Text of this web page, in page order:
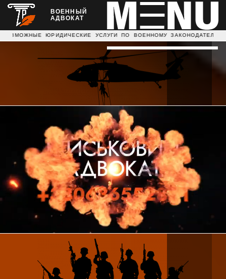
ВОЕННЫЙ
АДВОКАТ
ПО ВОЕННОМУ ЗАКОНОДАТЕЛЬСТВУ ДАЕМ